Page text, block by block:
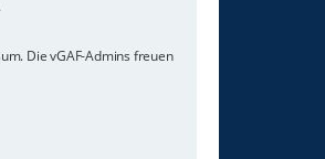
Die vGAF-Admins freuen